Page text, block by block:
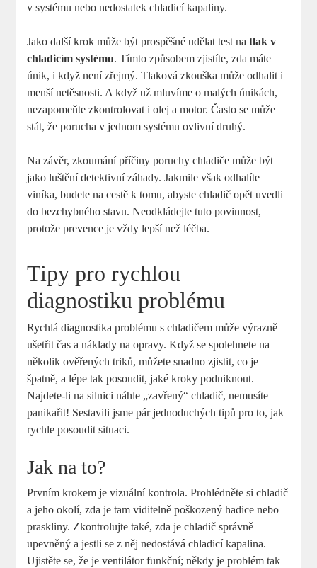
v systému nebo nedostatek chladicí kapaliny.
Jako další krok může být prospěšné udělat test natlak v
chladicím systému. Tímto způsobem zjistíte, zda máte
únik, i když není zřejmý. Tlaková zkouška může odhalit i
menší netěsnosti. A když už mluvíme o malých únikách,
nezapomeňte zkontrolovat i olej a motor. Často se může
stát, že porucha v jednom systému ovlivní druhý.
Na závěr, zkoumání příčiny poruchy chladiče může být
jako luštění detektivní záhady. Jakmile však odhalíte
viníka, budete na cestě k tomu, abyste chladič opět uvedli
do bezchybného stavu. Neodkládejte tuto povinnost,
protože prevence je vždy lepší než léčba.
Tipy pro rychlou
diagnostiku problému
Rychlá diagnostika problému s chladičem může výrazně
ušetřit čas a náklady na opravy. Když se spolehnete na
několik ověřených triků, můžete snadno zjistit, co je
špatně, a lépe tak posoudit, jaké kroky podniknout.
Najdete-li na silnici náhle „zavřený“ chladič, nemusíte
panikařit! Sestavili jsme pár jednoduchých tipů pro to, jak
rychle posoudit situaci.
Jak na to?
Prvním krokem je vizuální kontrola. Prohlédněte si chladič
a jeho okolí, zda je tam viditelně poškozený hadice nebo
praskliny. Zkontrolujte také, zda je chladič správně
upevněný a jestli se z něj nedostává chladicí kapalina.
Ujistěte se, že je ventilátor funkční; někdy je problém tak